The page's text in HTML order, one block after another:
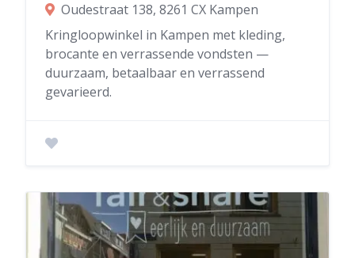
Oudestraat 138, 8261 CX Kampen
Kringloopwinkel in Kampen met kleding,
brocante en verrassende vondsten —
duurzaam, betaalbaar en verrassend
gevarieerd.